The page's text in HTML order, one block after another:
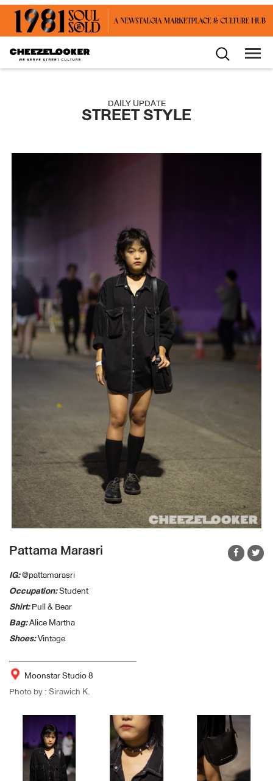
DAILY UPDATE
STREET STYLE
Pattama Marasri
IG:@pattamarasri
Occupation:Student
Shirt:Pull & Bear
Bag:Alice Martha
Shoes:Vintage
Moonstar Studio 8
Photo by : Sirawich K.